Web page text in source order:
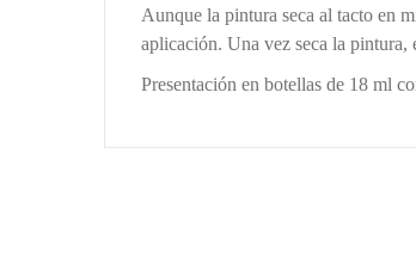
Aunque la pintura seca al tacto en
aplicación. Una vez seca la pintura,
Presentación en botellas de 18 ml